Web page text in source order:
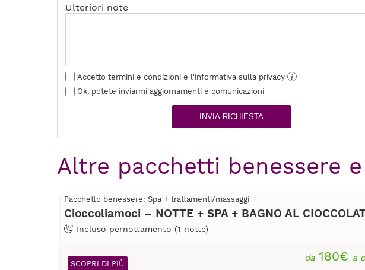
Ulteriori note
Accetto termini e condizioni e l'informativa sulla privacy
i
Ok, potete inviarmi aggiornamenti e comunicazioni
INVIA RICHIESTA
Altre pacchetti benessere
Pacchetto benessere: Spa + trattamenti/massaggi
Cioccoliamoci – NOTTE + SPA + BAGNO AL
Incluso pernottamento (1 notte)
da180€ a
SCOPRI DI PIÙ